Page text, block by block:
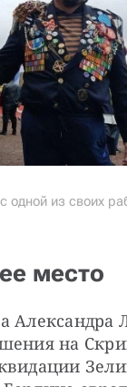
одной из своих
место
Александра
на